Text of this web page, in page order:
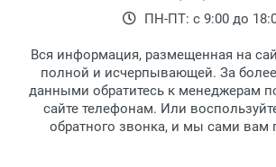
выдачи товара.
Перечисление средств на
клиентом и оповещает о
товара.
Для получения
обязательно иметь паспорт.
Заказ необходимо забрать
рабочих дней с момента
ПН-ПТ: с 9:00 до
Вся информация, размещенная на
полной и исчерпывающей. За
данными обратитесь к менеджерам
сайте телефонам. Или
обратного звонка, и мы сами вам